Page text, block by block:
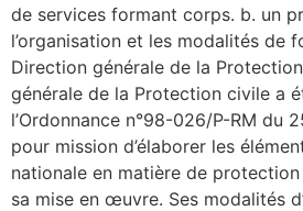
de services formant corps. b. un
l’organisation et les modalités de
Direction générale de la
générale de la Protection civile a
l’Ordonnance n°98-026/P-RM du
pour mission d’élaborer les
nationale en matière de
sa mise en œuvre. Ses modalités